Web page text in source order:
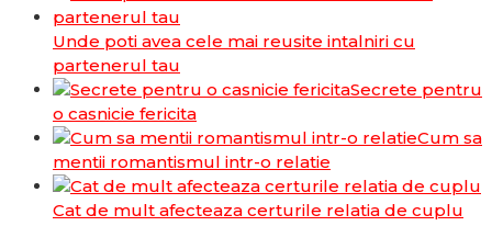
Unde poti avea cele mai reusite intalniri cu
partenerul tau
Secrete pentru
o casnicie fericita
Cum sa
mentii romantismul intr-o relatie
Cat de mult afecteaza certurile relatia de cuplu